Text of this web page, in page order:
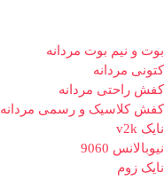
بوت و نیم بوت مردانه
کتونی مردانه
کفش راحتی مردانه
کفش کلاسیک و رسمی مردانه
نایک v2k
نیوبالانس 9060
نایک زوم